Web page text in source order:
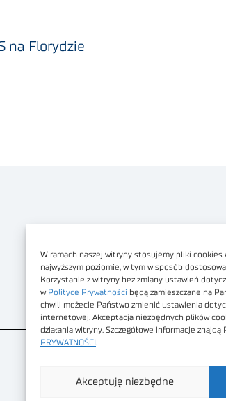
W ramach naszej witryny stosujemy pliki cookies
najwyższym poziomie, w tym w sposób
Korzystanie z witryny bez zmiany ustawień
w Polityce Prywatności będą zamieszczane na
chwili możecie Państwo zmienić ustawienia
internetowej. Akceptacja niezbędnych plików
działania witryny. Szczegółowe informacje znajdą
PRYWATNOŚCI
Akceptuję niezbędne
na Florydzie
Dostępność cyfrowa
Regulamin Portalu
Regulamin sklepu